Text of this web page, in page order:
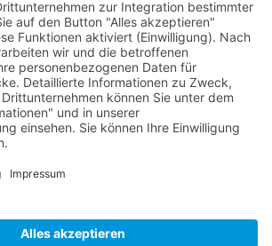
Camaro Erich Roiser GmbH
Impressum